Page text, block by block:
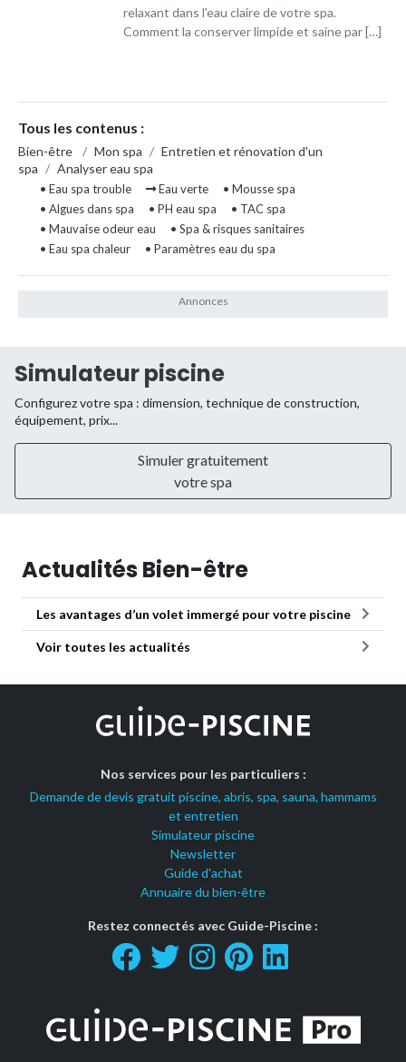
relaxant dans l'eau claire de votre spa.
Comment la conserver limpide et saine par […]
Tous les contenus :
Bien-être / Mon spa / Entretien et rénovation d'un
spa / Analyser eau spa
• Eau spa trouble Eau verte
• Mousse spa
• Algues dans spa
• PH eau spa
• TAC spa
• Mauvaise odeur eau
• Spa & risques sanitaires
• Eau spa chaleur
• Paramètres eau du spa
Simulateur piscine
Configurez votre spa : dimension, technique de construction,
équipement, prix...
Simuler gratuitement
votre spa
Actualités Bien-être
Les avantages d’un volet immergé pour votre piscine
Voir toutes les actualités
Nos services pour les particuliers :
Demande de devis gratuit piscine, abris, spa, sauna, hammams
et entretien
Simulateur piscine
Newsletter
Guide d'achat
Annuaire du bien-être
Restez connectés avec Guide-Piscine :